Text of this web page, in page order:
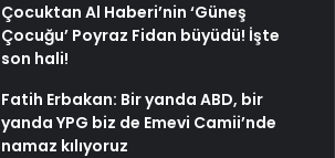
Çocuktan Al Haberi’nin ‘Güneş
Çocuğu’ Poyraz Fidan büyüdü! İşte
son hali!
Fatih Erbakan: Bir yanda ABD, bir
yanda YPG biz de Emevi Camii’nde
namaz kılıyoruz